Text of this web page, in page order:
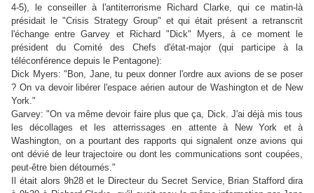
4-5), le conseiller à l'antiterrorisme Richard Clarke, qui ce matin-là
présidait le "Crisis Strategy Group" et qui était présent a retranscrit
l'échange entre Garvey et Richard " Dick" Myers, à ce moment le
président du Comité des Chefs d'état-major (qui participe à la
téléconférence depuis le Pentagone):
Dick Myers: "Bon, Jane, tu peux donner l'ordre aux avions de se poser
? On va devoir libérer l'espace aérien autour de Washington et de New
York."
Garvey: "On va même devoir faire plus que ça, Dick. J'ai déjà mis tous
les décollages et les atterrissages en attente à New York et à
Washington, on a pourtant des rapports qui signalent onze avions qui
ont dévié de leur trajectoire ou dont les communications sont coupées,
peut-être bien détournés."
Il était alors 9h28 et le Directeur du Secret Service, Brian Stafford dira